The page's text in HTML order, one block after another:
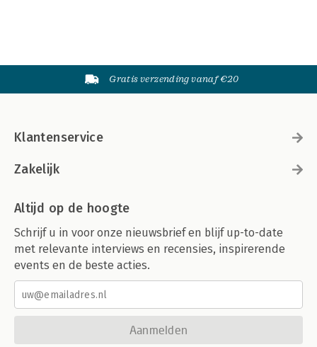
Gratis verzending vanaf €20
Klantenservice
Zakelijk
Altijd op de hoogte
Schrijf u in voor onze nieuwsbrief en blijf up-to-date
met relevante interviews en recensies, inspirerende
events en de beste acties.
Aanmelden